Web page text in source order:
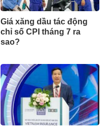
Giá xăng dầu tác động
chỉ số CPI tháng 7 ra
sao?